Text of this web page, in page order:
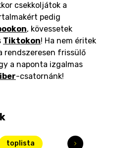
csekkoljátok a
pedig
, kövessetek
Tiktokon! Ha nem éritek
rendszeresen frissülő
a naponta izgalmas
-csatornánk!
toplista